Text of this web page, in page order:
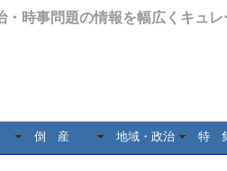
・時事問題の情報を幅広くキュ
倒 産 地域・政治 特